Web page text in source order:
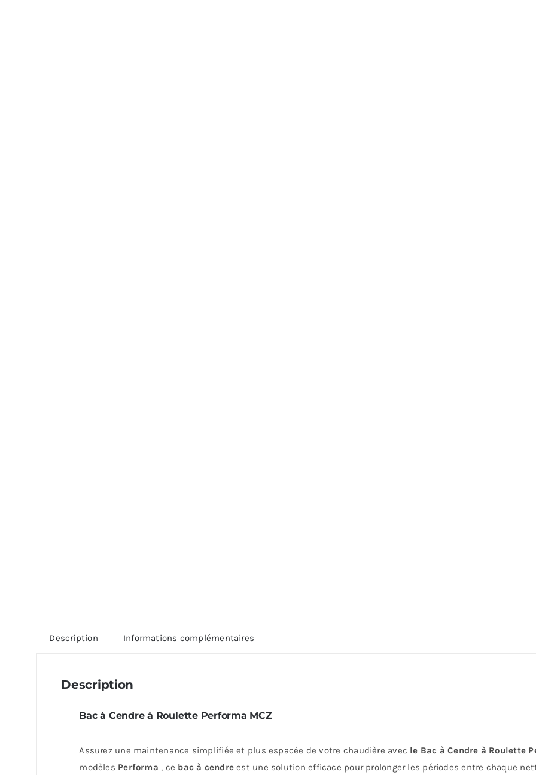
Description Informations complémentaires
Description
Bac à Cendre à Roulette Performa MCZ
Assurez une maintenance simplifiée et plus espacée de votre chaudière avec le Bac à Cendre à Roulette
modèles Performa , ce bac à cendre est une solution efficace pour prolonger les périodes entre chaque